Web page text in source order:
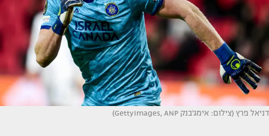
דניאל פרץ (צילום: אימג'בנק GettyImages, ANP)